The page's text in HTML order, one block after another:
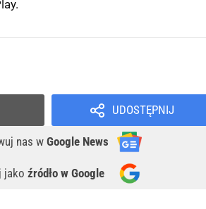
.
UDOSTĘPNIJ
nas w Google News
jako źródło w Google